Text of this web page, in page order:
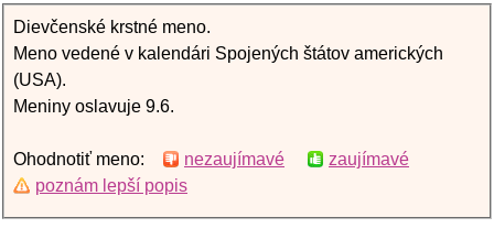
Dievčenské krstné meno.
Meno vedené v kalendári Spojených štátov amerických
(USA).
Meniny oslavuje 9.6.
Ohodnotiť meno: nezaujímavé
zaujímavé
poznám lepší popis